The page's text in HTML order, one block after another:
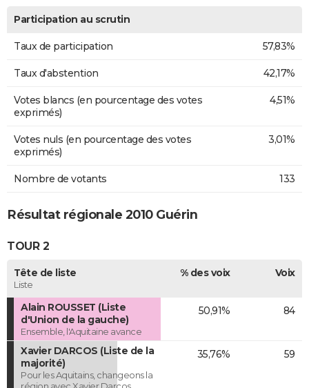
Participation au scrutin
Taux de participation 57,83%
Taux d'abstention 42,17%
Votes blancs (en pourcentage des votes
exprimés)
4,51%
Votes nuls (en pourcentage des votes
exprimés)
3,01%
Nombre de votants 133
Résultat régionale 2010 Guérin
TOUR 2
Tête de liste
Liste
% des voix Voix
Alain ROUSSET (Liste
d'Union de la gauche)
Ensemble, l'Aquitaine avance
50,91% 84
Xavier DARCOS (Liste de la
majorité)
Pour les Aquitains, changeons la
région avec Xavier Darcos.
35,76% 59